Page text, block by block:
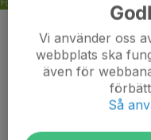
Kommentarer
Vi använder oss
webbplats ska
även för
Så